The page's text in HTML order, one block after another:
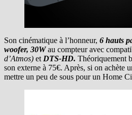
Son cinématique à l’honneur, 6 hauts
woofer, 30Wau compteur avec
d’Atmos) et DTS-HD. Théoriquement
son externe à 75€. Après, si on achète
mettre un peu de sous pour un Home